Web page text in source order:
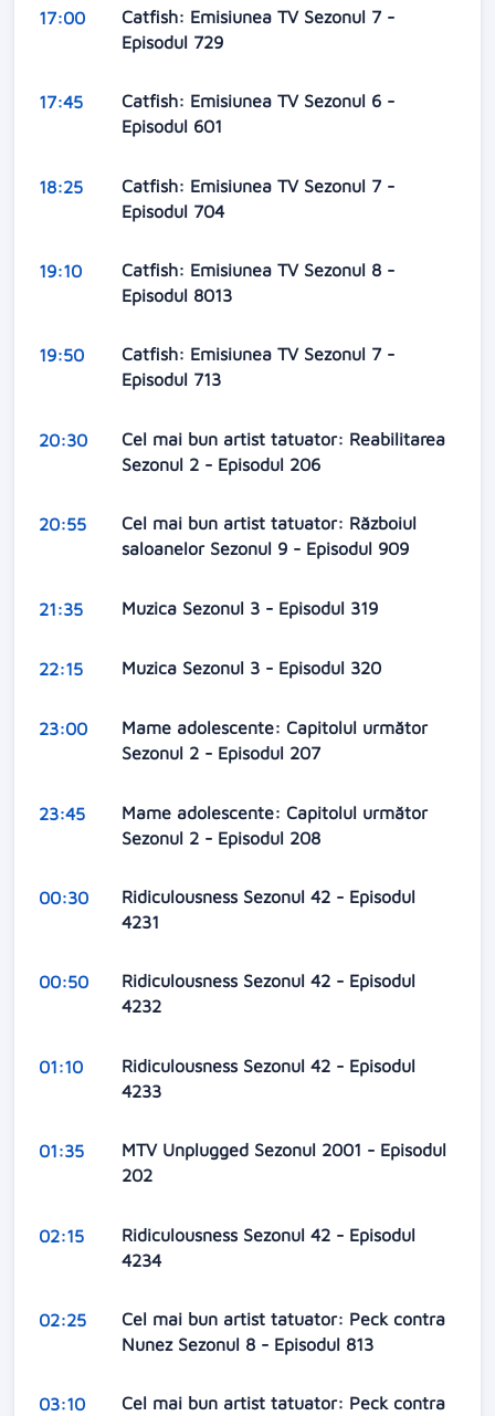
17:00
Catfish: Emisiunea TV Sezonul 7 -
Episodul 729
17:45
Catfish: Emisiunea TV Sezonul 6 -
Episodul 601
18:25
Catfish: Emisiunea TV Sezonul 7 -
Episodul 704
19:10
Catfish: Emisiunea TV Sezonul 8 -
Episodul 8013
19:50
Catfish: Emisiunea TV Sezonul 7 -
Episodul 713
20:30
Cel mai bun artist tatuator: Reabilitarea
Sezonul 2 - Episodul 206
20:55
Cel mai bun artist tatuator: Războiul
saloanelor Sezonul 9 - Episodul 909
21:35 Muzica Sezonul 3 - Episodul 319
22:15 Muzica Sezonul 3 - Episodul 320
23:00
Mame adolescente: Capitolul următor
Sezonul 2 - Episodul 207
23:45
Mame adolescente: Capitolul următor
Sezonul 2 - Episodul 208
00:30
Ridiculousness Sezonul 42 - Episodul
4231
00:50
Ridiculousness Sezonul 42 - Episodul
4232
01:10
Ridiculousness Sezonul 42 - Episodul
4233
01:35
MTV Unplugged Sezonul 2001 - Episodul
202
02:15
Ridiculousness Sezonul 42 - Episodul
4234
02:25
Cel mai bun artist tatuator: Peck contra
Nunez Sezonul 8 - Episodul 813
03:10
Cel mai bun artist tatuator: Peck contra